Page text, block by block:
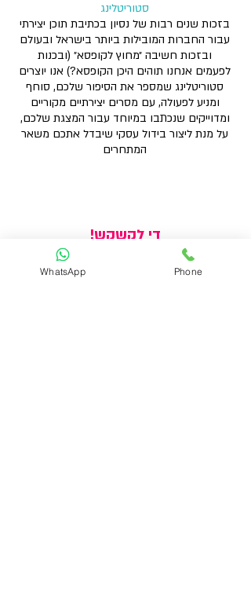
סטוריטלינג
בזכות שנים רבות של נסיון בכתיבת תוכן יצירתי
עבור החברות המובילות ביותר בישראל ובעולם
ובזכות חשיבה ״מחוץ לקופסא״ (ובכנות
לפעמים אנחנו תוהים היכן הקופסא?) אנו יוצרים
סטוריטלינג שמספר את הסיפור שלכם, סוחף
ומניע לפעולה, עם מסרים יצירתיים מקוריים
ומדוייקים שנכתבו במיוחד עבור המצגת שלכם,
על מנת ליצור בידול עסקי שיבדל אתכם משאר
המתחרים
די לקשקש!
לפני שנתחיל בעיצוב מצגת עסקית נבצע סיעור
WhatsApp Phone